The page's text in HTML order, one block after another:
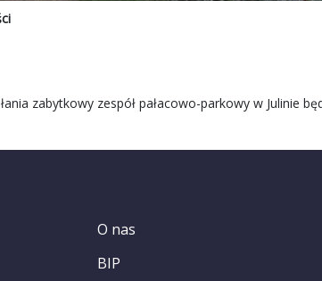
zabytkowy zespół pałacowo-parkowy w Julinie
O nas
BIP